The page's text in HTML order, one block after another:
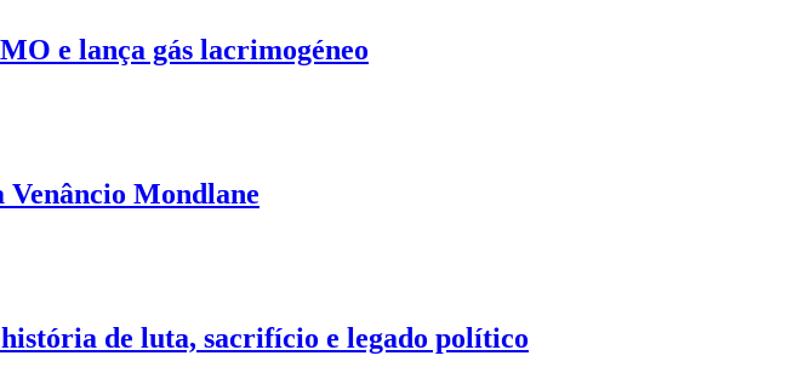
e lança gás lacrimogéneo
Mondlane
de luta, sacrifício e legado político